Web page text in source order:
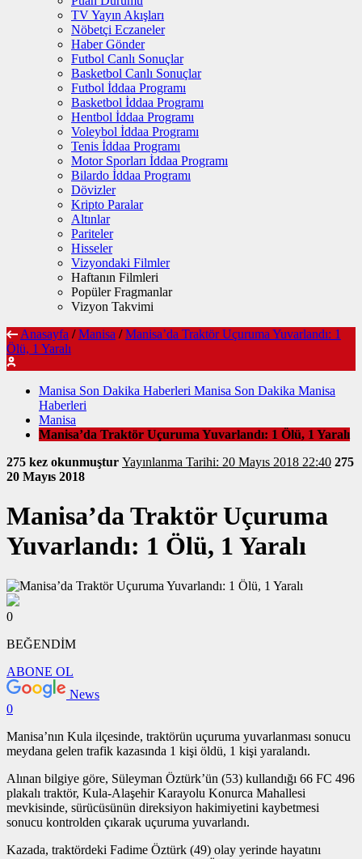
TV Yayın Akışları
Nöbetçi Eczaneler
Haber Gönder
Futbol Canlı Sonuçlar
Basketbol Canlı Sonuçlar
Futbol İddaa Programı
Basketbol İddaa Programı
Hentbol İddaa Programı
Voleybol İddaa Programı
Tenis İddaa Programı
Motor Sporları İddaa Programı
Bilardo İddaa Programı
Dövizler
Kripto Paralar
Altınlar
Pariteler
Hisseler
Vizyondaki Filmler
Haftanın Filmleri
Popüler Fragmanlar
Vizyon Takvimi
Anasayfa / Manisa / Manisa’da Traktör Uçuruma Yuvarlandı: 1
Ölü, 1 Yaralı
Manisa Son Dakika Haberleri Manisa Son Dakika Manisa
Haberleri
Manisa
Manisa’da Traktör Uçuruma Yuvarlandı: 1 Ölü, 1 Yaralı
275 kez okunmuştur Yayınlanma Tarihi: 20 Mayıs 2018 22:40 275
20 Mayıs 2018
Manisa’da Traktör Uçuruma
Yuvarlandı: 1 Ölü, 1 Yaralı
0
BEĞENDİM
ABONE OL
News
0
Manisa’nın Kula ilçesinde, traktörün uçuruma yuvarlanması sonucu
meydana gelen trafik kazasında 1 kişi öldü, 1 kişi yaralandı.
Alınan bilgiye göre, Süleyman Öztürk’ün (53) kullandığı 66 FC 496
plakalı traktör, Kula-Alaşehir Karayolu Konurca Mahallesi
mevkisinde, sürücüsünün direksiyon hakimiyetini kaybetmesi
sonucu kontrolden çıkarak uçuruma yuvarlandı.
Kazada, traktördeki Fadime Öztürk (49) olay yerinde hayatını